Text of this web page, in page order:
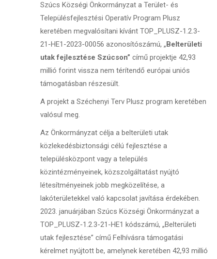
Szúcs Községi Önkormányzat a Terület- és
Településfejlesztési Operatív Program Plusz
keretében megvalósítani kívánt TOP_PLUSZ-1.2.3-
21-HE1-2023-00056 azonosítószámú, „ Belterületi
utak fejlesztése Szúcson” című projektje 42,93
millió forint vissza nem térítendő európai uniós
támogatásban részesült.
A projekt a Széchenyi Terv Plusz program keretében
valósul meg.
Az Önkormányzat célja a belterületi utak
közlekedésbiztonsági célú fejlesztése a
településközpont vagy a település
közintézményeinek, közszolgáltatást nyújtó
létesítményeinek jobb megközelítése, a
lakóterületekkel való kapcsolat javítása érdekében.
2023. januárjában Szúcs Községi Önkormányzat a
TOP_PLUSZ-1.2.3-21-HE1 kódszámú, „Belterületi
utak fejlesztése” című Felhívásra támogatási
kérelmet nyújtott be, amelynek keretében 42,93 millió